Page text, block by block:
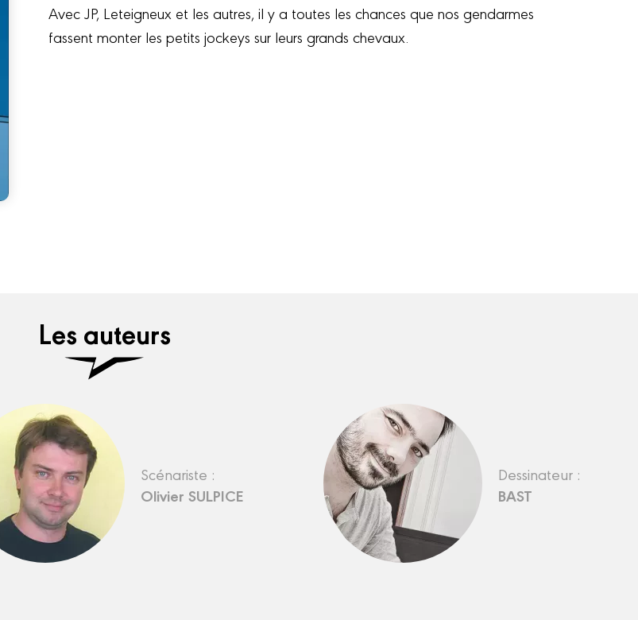
Avec JP, Leteigneux et les autres, il y a toutes les chances que nos gendarmes
fassent monter les petits jockeys sur leurs grands chevaux.
Les auteurs
Scénariste :
Olivier SULPICE
Dessinateur :
BAST